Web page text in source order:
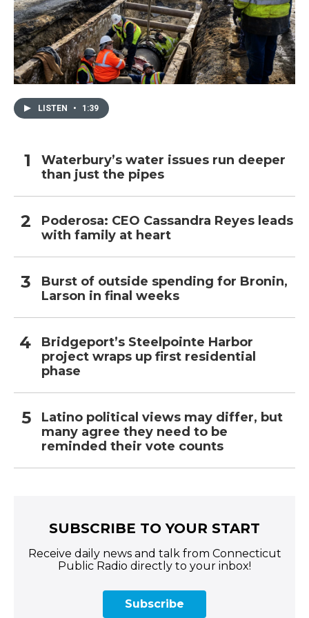
LISTEN • 1:39
Waterbury’s water issues run deeper
than just the pipes
Poderosa: CEO Cassandra Reyes leads
with family at heart
Burst of outside spending for Bronin,
Larson in final weeks
Bridgeport’s Steelpointe Harbor
project wraps up first residential
phase
Latino political views may differ, but
many agree they need to be
reminded their vote counts
SUBSCRIBE TO YOUR START
Receive daily news and talk from Connecticut
Public Radio directly to your inbox!
Subscribe